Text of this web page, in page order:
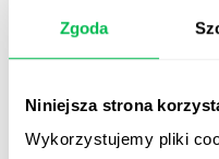
Zgoda
Niniejsza strona
Wykorzystujemy pliki
Jeśli zauważysz, że
nie wyciągaj